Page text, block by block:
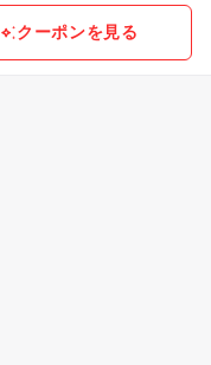
クーポンを見る